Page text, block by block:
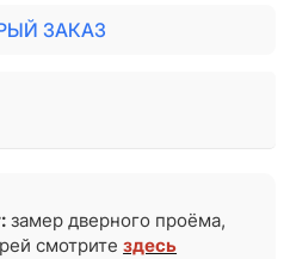
ЗАКАЗ
замер дверного проёма,
смотритездесь